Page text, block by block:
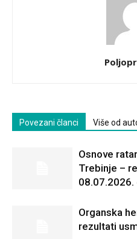
Povezani članci Više od
Osnove
Trebinje –
08.07.2026.
Organska
rezultati